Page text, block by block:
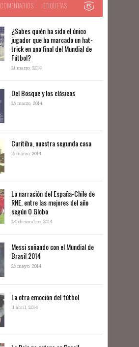
COMENTARIOS ETIQUETAS
¿Sabes quién ha sido el único
jugador que ha marcado un hat-
trick en una final del Mundial de
Fútbol?
21 marzo, 2014
Del Bosque y los clásicos
26 marzo, 2014
Curitiba, nuestra segunda casa
16 marzo, 2014
La narración del España-Chile de
RNE, entre las mejores del año
según O Globo
24 diciembre, 2014
Messi soñando con el Mundial de
Brasil 2014
26 mayo, 2014
La otra emoción del fútbol
11 abril, 2014